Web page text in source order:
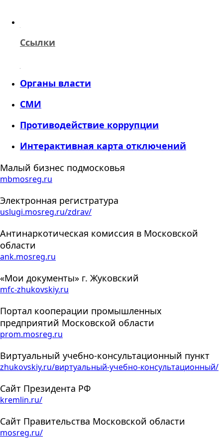
Ссылки
Органы власти
СМИ
Противодействие коррупции
Интерактивная карта отключений
Малый бизнес подмосковья
mbmosreg.ru
Электронная регистратура
uslugi.mosreg.ru/zdrav/
Антинаркотическая комиссия в Московской
области
ank.mosreg.ru
«Мои документы» г. Жуковский
mfc-zhukovskiy.ru
Портал кооперации промышленных
предприятий Московской области
prom.mosreg.ru
Виртуальный учебно-консультационный пункт
zhukovskiy.ru/виртуальный-учебно-консультационный/
Сайт Президента РФ
kremlin.ru/
Сайт Правительства Московской области
mosreg.ru/